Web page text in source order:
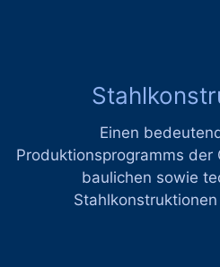
Einen
Produktionsprogramms
baulichen sowie